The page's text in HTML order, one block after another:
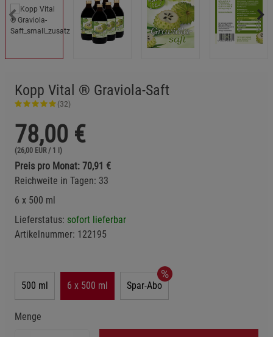
Kopp Vital ® Graviola-Saft
(32)
78,00 €
(26,00 EUR / 1 l)
Preis pro Monat: 70,91 €
Reichweite in Tagen: 33
6 x 500 ml
Lieferstatus: sofort lieferbar
Artikelnummer: 122195
500 ml 6 x 500 ml Spar-Abo
Menge